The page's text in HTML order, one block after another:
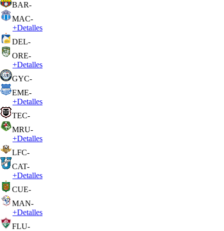
BAR-
MAC-
+Detalles
DEL-
ORE-
+Detalles
GYC-
EME-
+Detalles
TEC-
MRU-
+Detalles
LFC-
CAT-
+Detalles
CUE-
MAN-
+Detalles
FLU-